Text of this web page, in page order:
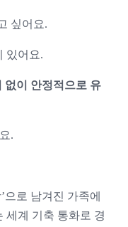
싶어요.
있어요.
없이 안정적으로 유
.
으로 남겨진 가족에
세계 기축 통화로 경